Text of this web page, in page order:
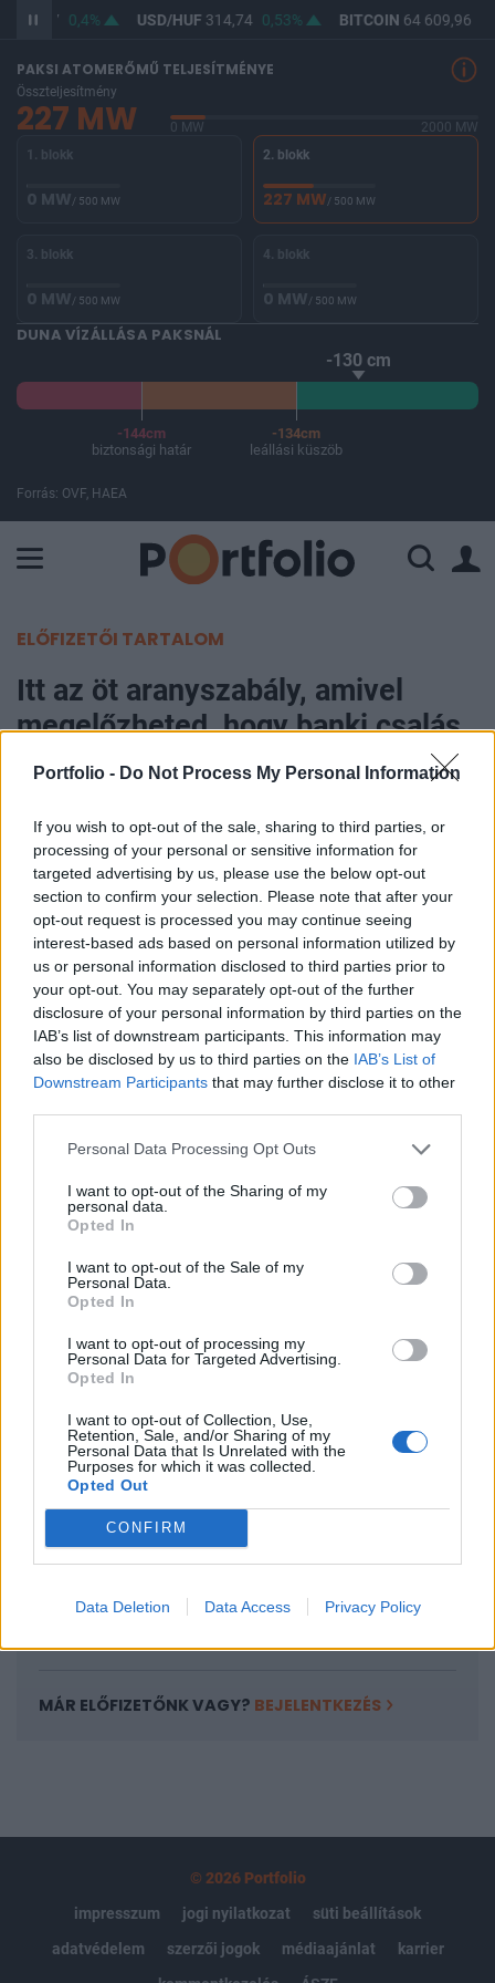
Portfolio - Do Not Process My Personal Information
If you wish to opt-out of the sale, sharing to third parties, or
processing of your personal or sensitive information for
targeted advertising by us, please use the below opt-out
section to confirm your selection. Please note that after your
opt-out request is processed you may continue seeing
interest-based ads based on personal information utilized by
us or personal information disclosed to third parties prior to
your opt-out. You may separately opt-out of the further
disclosure of your personal information by third parties on the
IAB’s list of downstream participants. This information may
also be disclosed by us to third parties on the IAB’s List of
Downstream Participants that may further disclose it to other
Personal Data Processing Opt Outs
I want to opt-out of the Sharing of my
personal data.
Opted In
I want to opt-out of the Sale of my
Personal Data.
Opted In
I want to opt-out of processing my
Personal Data for Targeted Advertising.
Opted In
I want to opt-out of Collection, Use,
Retention, Sale, and/or Sharing of my
Personal Data that Is Unrelated with the
Purposes for which it was collected.
Opted Out
CONFIRM
Data Deletion Data Access Privacy Policy
363,17 0,4% USD/HUF314,74 0,53% BITCOIN64 609,96
PAKSI ATOMERŐMŰ TELJESÍTMÉNYE
Összteljesítmény
227 MW 0 MW
2000 MW
1. blokk
0 MW/ 500 MW
2. blokk
227 MW/ 500 MW
3. blokk
0 MW/ 500 MW
4. blokk
0 MW/ 500 MW
DUNA VÍZÁLLÁSA PAKSNÁL
-130 cm
-144cm
biztonsági határ
-134cm
leállási küszöb
Forrás: OVF, HAEA
ELŐFIZETŐI TARTALOM
Itt az öt aranyszabály, amivel
megelőzheted, hogy banki csalás
áldozatává válj
Portfolio
2023. november 07. 11:19
Ugrásszerűen megnőtt a csalások száma a banki
pénzforgalomban, az adatainkkal való
visszaélésre alapuló átverési kísérletek a
mindennapjaink részévé váltak. E csalások
kivédésére hangzott el öt fontos tanács a Portfolio
keddi konferenciáján.
Becsei András, az OTP Bank vezérigazgató-helyettese, a
Magyar Bankszövetség alelnöke ismertette az öt
legfontosabb szabályt a Portfolio Banking Technology
Kapcsolódó cikkünk 2023. 11. 07. Digitiális ugrásra
készülnek a bankok Magyarországon - Elstartolt a Banking
Aranyszabálya: ...
KEDVES OLVASÓNK!
A keresett cikk a portfolio.hu hírarchívumához
tartozik, melynek olvasása előfizetéses
regisztrációhoz kötött.
Az előfizetés a következőket tartalmazza:
Portfolio.hu teljes cikkarchívum
Kötéslisták: BÉT elmúlt 2 év napon belüli
kötéslistái
MÁR ELŐFIZETŐNK VAGY? BEJELENTKEZÉS
© 2026 Portfolio
impresszum
jogi nyilatkozat
süti beállítások
adatvédelem
szerzői jogok médiaajánlat
karrier